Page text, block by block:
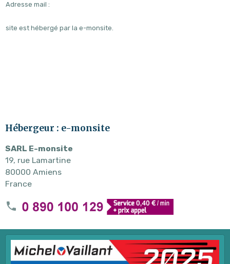
Adresse mail :
site est hébergé par la e-monsite.
Hébergeur : e-monsite
SARL E-monsite
19, rue Lamartine
80000 Amiens
France